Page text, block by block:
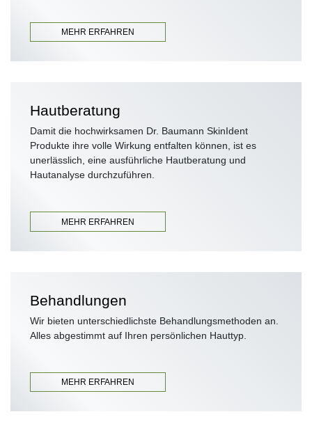
MEHR ERFAHREN
Hautberatung
Damit die hochwirksamen Dr. Baumann SkinIdent
Produkte ihre volle Wirkung entfalten können, ist es
unerlässlich, eine ausführliche Hautberatung und
Hautanalyse durchzuführen.
MEHR ERFAHREN
Behandlungen
Wir bieten unterschiedlichste Behandlungsmethoden an.
Alles abgestimmt auf Ihren persönlichen Hauttyp.
MEHR ERFAHREN